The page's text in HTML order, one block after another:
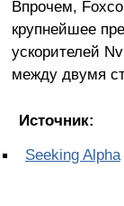
Впрочем,
крупнейшее
ускорителей
между двумя
Источник:
Seeking Alpha